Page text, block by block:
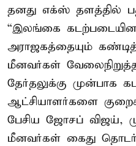
தனது எக்ஸ் தளத்தில்
“இலங்கை
அராஜகத்தையும்
மீனவர்கள்
தேர்தலுக்கு முன்பாக
ஆட்சியாளர்களை
பேசிய ஜோசப் விஜய்,
மீனவர்கள் கைது